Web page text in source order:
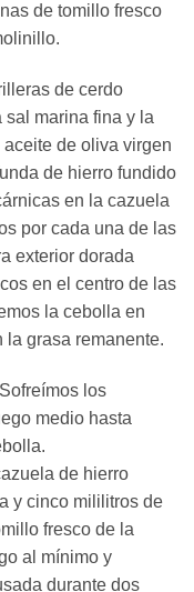
de tomillo fresco
de cerdo
marina fina y la
de oliva virgen
de hierro fundido
en la cazuela
por cada una de las
exterior dorada
en el centro de las
la cebolla en
grasa remanente.
los
medio hasta
de hierro
y cinco mililitros de
fresco de la
al mínimo y
durante dos